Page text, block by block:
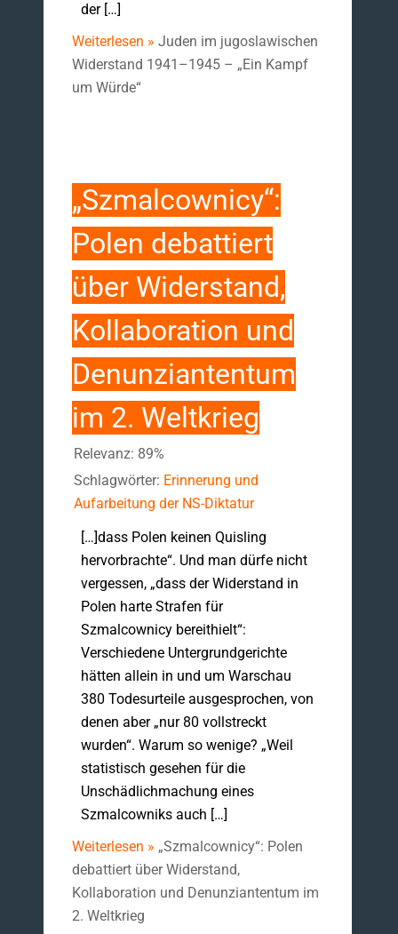
der […]
Weiterlesen » Juden im jugoslawischen
Widerstand 1941–1945 – „Ein Kampf
um Würde“
„Szmalcownicy“:
Polen debattiert
über Widerstand,
Kollaboration und
Denunziantentum
im 2. Weltkrieg
Relevanz: 89%
Schlagwörter: Erinnerung und
Aufarbeitung der NS-Diktatur
[…]dass Polen keinen Quisling
hervorbrachte“. Und man dürfe nicht
vergessen, „dass der Widerstand in
Polen harte Strafen für
Szmalcownicy bereithielt“:
Verschiedene Untergrundgerichte
hätten allein in und um Warschau
380 Todesurteile ausgesprochen, von
denen aber „nur 80 vollstreckt
wurden“. Warum so wenige? „Weil
statistisch gesehen für die
Unschädlichmachung eines
Szmalcowniks auch […]
Weiterlesen » „Szmalcownicy“: Polen
debattiert über Widerstand,
Kollaboration und Denunziantentum im
2. Weltkrieg